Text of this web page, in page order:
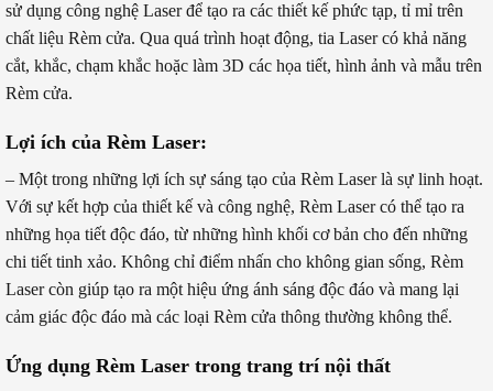
sử dụng công nghệ Laser để tạo ra các thiết kế phức tạp, tỉ mỉ trên
chất liệu Rèm cửa. Qua quá trình hoạt động, tia Laser có khả năng
cắt, khắc, chạm khắc hoặc làm 3D các họa tiết, hình ảnh và mẫu trên
Rèm cửa.
Lợi ích của Rèm Laser:
– Một trong những lợi ích sự sáng tạo của Rèm Laser là sự linh hoạt.
Với sự kết hợp của thiết kế và công nghệ, Rèm Laser có thể tạo ra
những họa tiết độc đáo, từ những hình khối cơ bản cho đến những
chi tiết tinh xảo. Không chỉ điểm nhấn cho không gian sống, Rèm
Laser còn giúp tạo ra một hiệu ứng ánh sáng độc đáo và mang lại
cảm giác độc đáo mà các loại Rèm cửa thông thường không thể.
Ứng dụng Rèm Laser trong trang trí nội thất